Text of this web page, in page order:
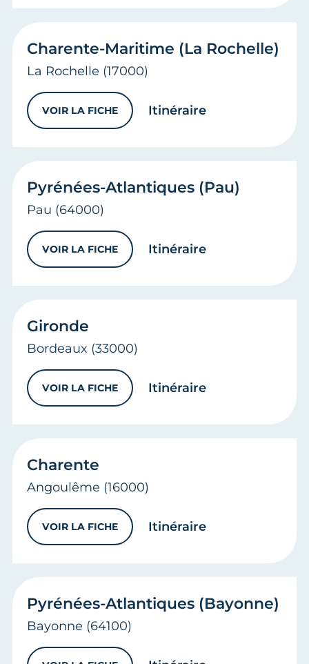
Charente-Maritime (La Rochelle)
La Rochelle (17000)
VOIR LA FICHECHARENTE-MARITIME (LA ROCHELLE)
Itinérairevers
Pyrénées-Atlantiques (Pau)
Pau (64000)
VOIR LA FICHEPYRÉNÉES-ATLANTIQUES (PAU)
Itinérairevers
Gironde
Bordeaux (33000)
VOIR LA FICHE
GIRONDE Itinérairevers
Charente
Angoulême (16000)
VOIR LA FICHE
CHARENTE Itinérairevers
Pyrénées-Atlantiques (Bayonne)
Bayonne (64100)